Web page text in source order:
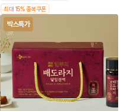
최대 15% 중복쿠폰
박스특가